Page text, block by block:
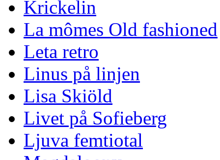
Krickelin
La mômes Old fashioned
Leta retro
Linus på linjen
Lisa Skiöld
Livet på Sofieberg
Ljuva femtiotal